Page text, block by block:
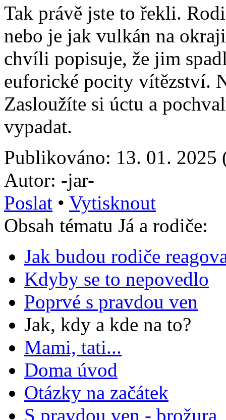
Tak právě jste to řekli.
nebo je jak vulkán na
chvíli popisuje, že jim
euforické pocity vítězství.
Zasloužíte si úctu a
vypadat.
Publikováno: 13. 01. 2025
Autor: -jar-
Poslat • Vytisknout
Obsah tématu Já a rodiče:
Jak budou rodiče
Kdyby se to nepovedlo
Poprvé s pravdou ven
Jak, kdy a kde na to?
Mami, tati...
Doma úvod
Otázky na začátek
S pravdou ven - brožura